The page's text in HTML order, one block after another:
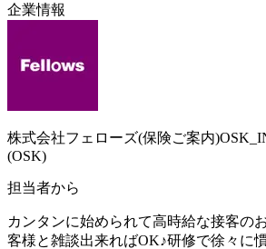
企業情報
株式会社フェローズ(保険ご案内
(OSK)
担当者から
カンタンに始められて高時給な接客の
客様と雑談出来ればOK♪研修で徐々に